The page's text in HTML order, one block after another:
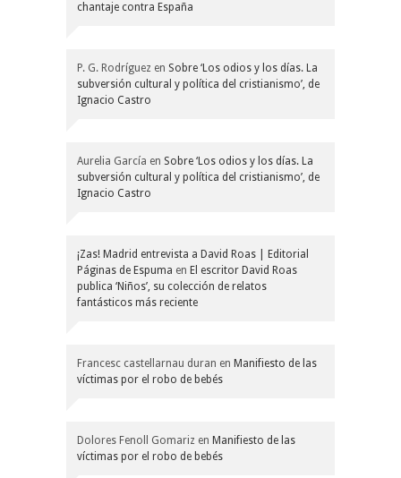
chantaje contra España
P. G. Rodríguez en Sobre ‘Los odios y los días. La
subversión cultural y política del cristianismo’, de
Ignacio Castro
Aurelia García en Sobre ‘Los odios y los días. La
subversión cultural y política del cristianismo’, de
Ignacio Castro
¡Zas! Madrid entrevista a David Roas | Editorial
Páginas de Espuma en El escritor David Roas
publica ‘Niños’, su colección de relatos
fantásticos más reciente
Francesc castellarnau duran en Manifiesto de las
víctimas por el robo de bebés
Dolores Fenoll Gomariz en Manifiesto de las
víctimas por el robo de bebés